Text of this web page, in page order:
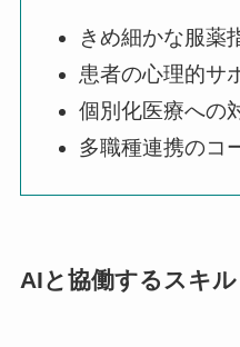
きめ細かな服薬
患者の心理的サ
個別化医療への
多職種連携のコ
AIと協働するスキル